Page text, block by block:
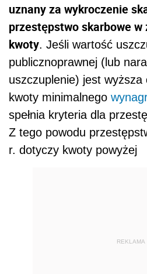
uznany za wykroczenie
przestępstwo skarbowe w
kwoty. Jeśli wartość
publicznoprawnej (lub
uszczuplenie) jest
kwoty minimalnego
spełnia kryteria dla
Z tego powodu
r. dotyczy kwoty powyżej
REKLAMA